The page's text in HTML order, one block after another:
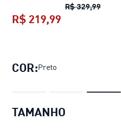
R$ 329,99
R$ 219,99
COR:Preto
TAMANHO